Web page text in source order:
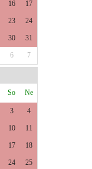
16 17
23 24
30 31
6 7
So Ne
3 4
10 11
17 18
24 25